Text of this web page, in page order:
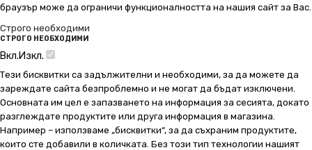
браузър може да ограничи функционалността на нашия сайт за Вас.
Строго необходими
СТРОГО НЕОБХОДИМИ
Вкл.Изкл.
Тези бисквитки са задължителни и необходими, за да можете да
зареждате сайта безпроблемно и не могат да бъдат изключени.
Основната им цел е запазването на информация за сесията, докато
разглеждате продуктите или друга информация в магазина.
Например – използваме „бисквитки“, за да съхраним продуктите,
които сте добавили в количката. Без този тип технологии нашият